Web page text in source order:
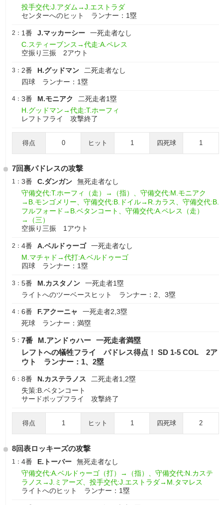
投手交代:J.アダム→J.エストラダ
センターへのヒット ランナー：1塁
2： 1番 J.マッカーシー
一死走者なし
C.スティーブンス→代走:A.ペレス
空振り三振 2アウト
3： 2番 H.グッドマン
二死走者なし
四球 ランナー：1塁
4： 3番 M.モニアク
二死走者1塁
H.グッドマン→代走:T.ホーフィ
レフトフライ 攻撃終了
得点 0 ヒット 1 四死球 1
7回裏パドレスの攻撃
1： 3番 C.ダンガン
無死走者なし
守備交代:T.ホーフィ（走）→（指）、守備交代:M.モニアク
→B.モンゴメリー、守備交代:B.ドイル→R.カラス、守備交代:B.
フルフォード→B.ベタンコート、守備交代:A.ペレス（走）
→（三）
空振り三振 1アウト
2： 4番 A.ベルドゥーゴ
一死走者なし
M.マチャド→代打:A.ベルドゥーゴ
四球 ランナー：1塁
3： 5番 M.カスタノン
一死走者1塁
ライトへのツーベースヒット ランナー：2、3塁
4： 6番 F.アクーニャ
一死走者2,3塁
死球 ランナー：満塁
5： 7番 M.アンドゥハー 一死走者満塁
レフトへの犠牲フライ パドレス得点！ SD 1-5 COL 2ア
ウト ランナー：1、2塁
6： 8番 N.カステラノス
二死走者1,2塁
失策:B.ベタンコート
サードポップフライ 攻撃終了
得点 1 ヒット 1 四死球 2
8回表ロッキーズの攻撃
1： 4番 E.トーバー
無死走者なし
守備交代:A.ベルドゥーゴ（打）→（指）、守備交代:N.カステ
ラノス→J.ミアーズ、投手交代:J.エストラダ→M.タマレス
ライトへのヒット ランナー：1塁